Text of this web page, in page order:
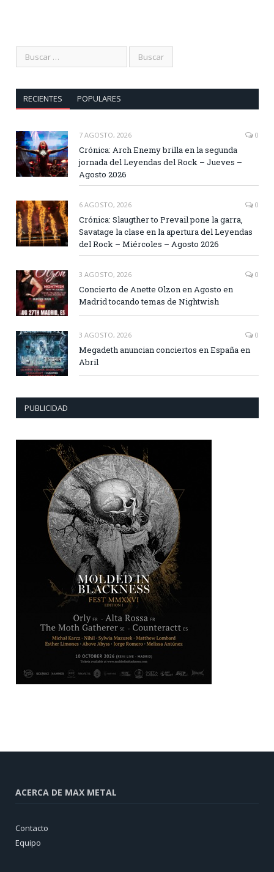
RECIENTES POPULARES
7 AGOSTO, 2026 0
Crónica: Arch Enemy brilla en la segunda
jornada del Leyendas del Rock – Jueves –
Agosto 2026
6 AGOSTO, 2026 0
Crónica: Slaugther to Prevail pone la garra,
Savatage la clase en la apertura del Leyendas
del Rock – Miércoles – Agosto 2026
3 AGOSTO, 2026 0
Concierto de Anette Olzon en Agosto en
Madrid tocando temas de Nightwish
3 AGOSTO, 2026 0
Megadeth anuncian conciertos en España en
Abril
PUBLICIDAD
ACERCA DE MAX METAL
Contacto
Equipo